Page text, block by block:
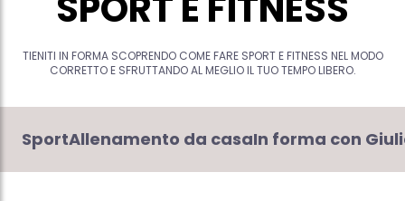
TIENITI IN FORMA SCOPRENDO COME FARE SPORT E FITNESS NEL MODO
CORRETTO E SFRUTTANDO AL MEGLIO IL TUO TEMPO LIBERO.
SportAllenamento da casaIn forma con